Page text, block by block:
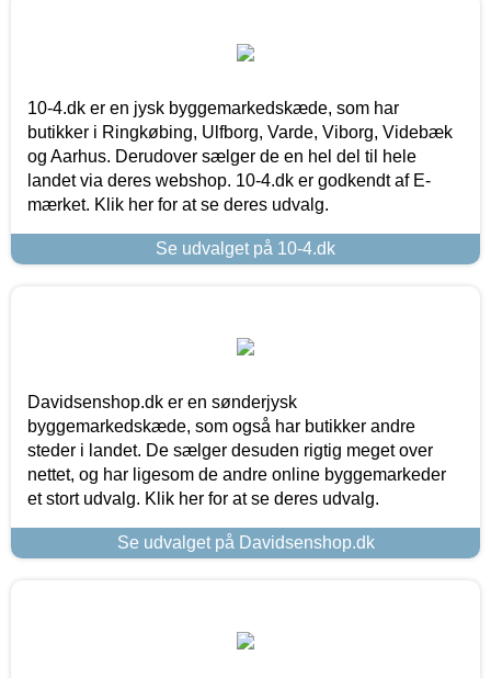
10-4.dk er en jysk byggemarkedskæde, som har
butikker i Ringkøbing, Ulfborg, Varde, Viborg, Videbæk
og Aarhus. Derudover sælger de en hel del til hele
landet via deres webshop. 10-4.dk er godkendt af E-
mærket. Klik her for at se deres udvalg.
Se udvalget på 10-4.dk
Davidsenshop.dk er en sønderjysk
byggemarkedskæde, som også har butikker andre
steder i landet. De sælger desuden rigtig meget over
nettet, og har ligesom de andre online byggemarkeder
et stort udvalg. Klik her for at se deres udvalg.
Se udvalget på Davidsenshop.dk